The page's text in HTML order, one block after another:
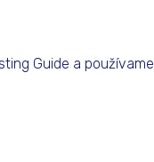
Guide a používame